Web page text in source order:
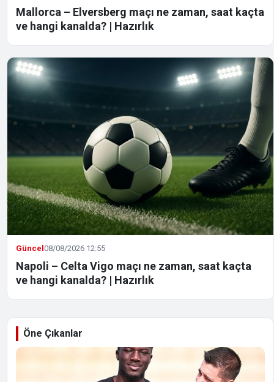
Mallorca – Elversberg maçı ne zaman, saat kaçta
ve hangi kanalda? | Hazırlık
Güncel08/08/2026 12:55
Napoli – Celta Vigo maçı ne zaman, saat kaçta
ve hangi kanalda? | Hazırlık
Öne Çıkanlar